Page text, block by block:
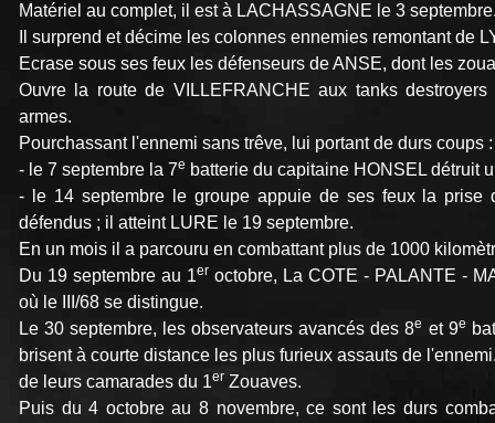
Matériel au complet, il est à LACHASSAGNE le 3
Il surprend et décime les colonnes ennemies remontant de
Ecrase sous ses feux les défenseurs de ANSE, dont les
Ouvre la route de VILLEFRANCHE aux tanks
armes.
Pourchassant l'ennemi sans trêve, lui portant de durs coups :
- le 7 septembre la 7e batterie du capitaine HONSEL détruit
- le 14 septembre le groupe appuie de ses feux la prise
défendus ; il atteint LURE le 19 septembre.
En un mois il a parcouru en combattant plus de 1000
Du 19 septembre au 1er octobre, La COTE - PALANTE -
où le III/68 se distingue.
Le 30 septembre, les observateurs avancés des 8e et 9e
brisent à courte distance les plus furieux assauts de
de leurs camarades du 1er Zouaves.
Puis du 4 octobre au 8 novembre, ce sont les durs